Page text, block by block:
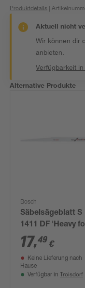
Produktdetails |
Aktuell nicht
Wir können dir
anbieten.
Verfügbarkeit
Alternative Produkte
Bosch
Säbelsägeblatt S
1411 DF 'Heavy
Wood and Metal'
17,49 €
Keine Lieferung nach
Hause
Verfügbar in Troisdorf